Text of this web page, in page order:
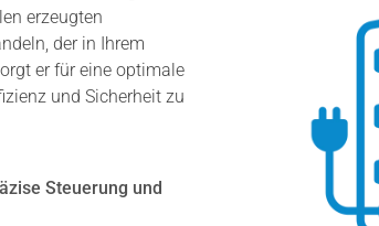
erzeugten
der in Ihrem
er für eine optimale
und Sicherheit zu
Steuerung und